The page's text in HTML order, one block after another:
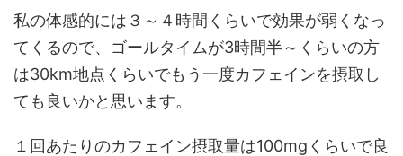
私の体感的には３～４時間くらいで効果が弱くなっ
てくるので、ゴールタイムが3時間半～くらいの方
は30km地点くらいでもう一度カフェインを摂取し
ても良いかと思います。
１回あたりのカフェイン摂取量は100mgくらいで良